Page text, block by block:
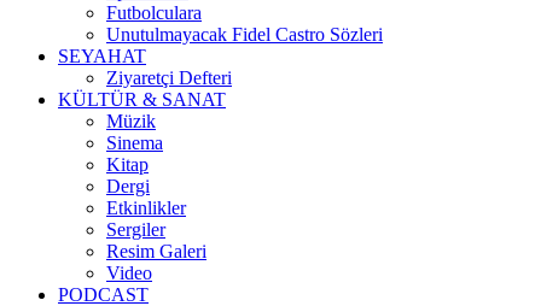
Futbolculara
Unutulmayacak Fidel Castro Sözleri
SEYAHAT
Ziyaretçi Defteri
KÜLTÜR & SANAT
Müzik
Sinema
Kitap
Dergi
Etkinlikler
Sergiler
Resim Galeri
Video
PODCAST